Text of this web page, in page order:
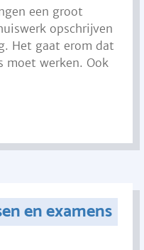
een groot
opschrijven
Het gaat erom dat
moet werken. Ook
en examens